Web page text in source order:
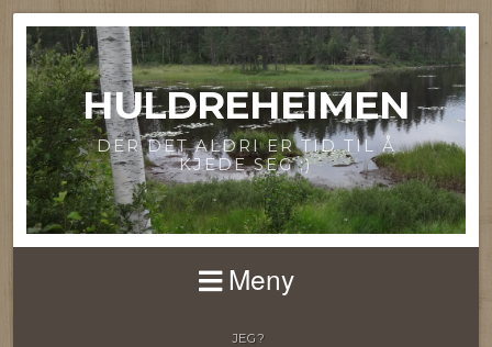
HULDREHEIMEN
DER DET ALDRI ER TID TIL Å
KJEDE SEG ;)
Meny
JEG?